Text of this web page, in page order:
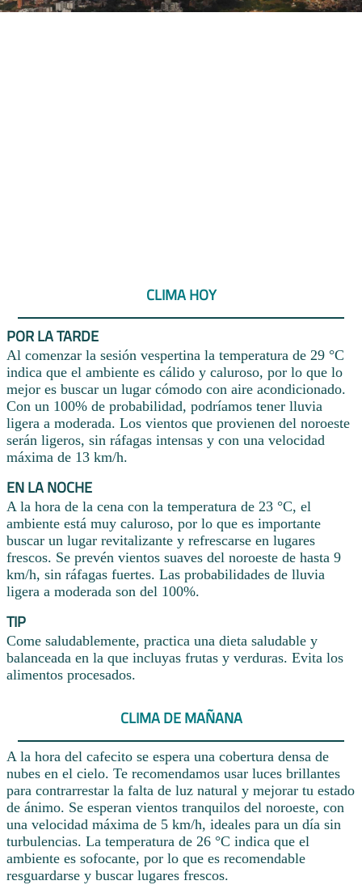
CLIMA HOY
POR LA TARDE
Al comenzar la sesión vespertina la temperatura de 29 °C
indica que el ambiente es cálido y caluroso, por lo que lo
mejor es buscar un lugar cómodo con aire acondicionado.
Con un 100% de probabilidad, podríamos tener lluvia
ligera a moderada. Los vientos que provienen del noroeste
serán ligeros, sin ráfagas intensas y con una velocidad
máxima de 13 km/h.
EN LA NOCHE
A la hora de la cena con la temperatura de 23 °C, el
ambiente está muy caluroso, por lo que es importante
buscar un lugar revitalizante y refrescarse en lugares
frescos. Se prevén vientos suaves del noroeste de hasta 9
km/h, sin ráfagas fuertes. Las probabilidades de lluvia
ligera a moderada son del 100%.
TIP
Come saludablemente, practica una dieta saludable y
balanceada en la que incluyas frutas y verduras. Evita los
alimentos procesados.
CLIMA DE MAÑANA
A la hora del cafecito se espera una cobertura densa de
nubes en el cielo. Te recomendamos usar luces brillantes
para contrarrestar la falta de luz natural y mejorar tu estado
de ánimo. Se esperan vientos tranquilos del noroeste, con
una velocidad máxima de 5 km/h, ideales para un día sin
turbulencias. La temperatura de 26 °C indica que el
ambiente es sofocante, por lo que es recomendable
resguardarse y buscar lugares frescos.